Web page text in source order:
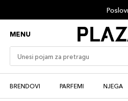
MENU
BRENDOVI PARFEMI NJEGA